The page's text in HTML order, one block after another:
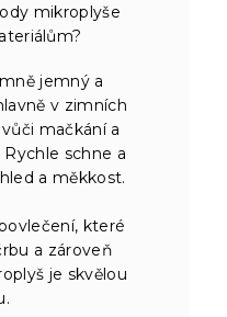
mikroplyše
jemný a
v zimních
mačkání a
schne a
a měkkost.
které
a zároveň
je skvělou